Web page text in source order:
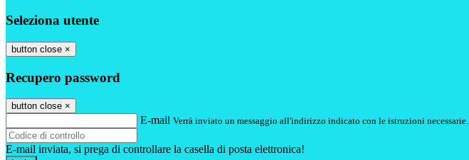
Seleziona utente
button close ×
Recupero password
button close ×
E-mail Verrà inviato un messaggio all'indirizzo indicato con le istruzioni necessarie.
E-mail inviata, si prega di controllare la casella di posta elettronica!